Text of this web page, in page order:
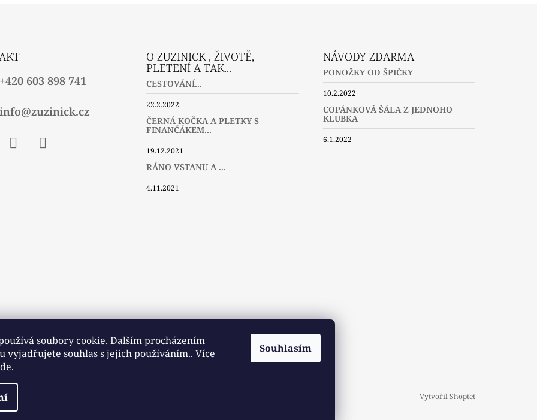
soubory cookie. Dalším procházením
vyjadřujete souhlas s jejich používáním.. Více
.
Souhlasím
+420 603 898 741
info@zuzinick.cz
O ZUZINICK , ŽIVOTĚ,
PLETENÍ A TAK...
CESTOVÁNÍ...
22.2.2022
ČERNÁ KOČKA A PLETKY S
FINANČÁKEM...
19.12.2021
RÁNO VSTANU A ...
4.11.2021
NÁVODY ZDARMA
PONOŽKY OD ŠPIČKY
10.2.2022
COPÁNKOVÁ ŠÁLA Z JEDNOHO
KLUBKA
6.1.2022
Vytvořil Shoptet